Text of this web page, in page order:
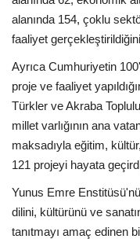
alanında 154, çoklu
faaliyet
Ayrıca Cumhuriyetin
proje ve faaliyet
Türkler ve Akraba
millet varlığının ana
maksadıyla eğitim,
121 projeyi hayata
Yunus Emre
dilini, kültürünü ve
tanıtmayı amaç edinen